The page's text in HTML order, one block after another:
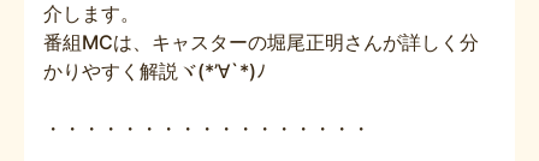
介します。
番組MCは、キャスターの堀尾正明さんが詳しく分
かりやすく解説ヾ(*’∀`*)ﾉ
・・・・・・・・・・・・・・・・・